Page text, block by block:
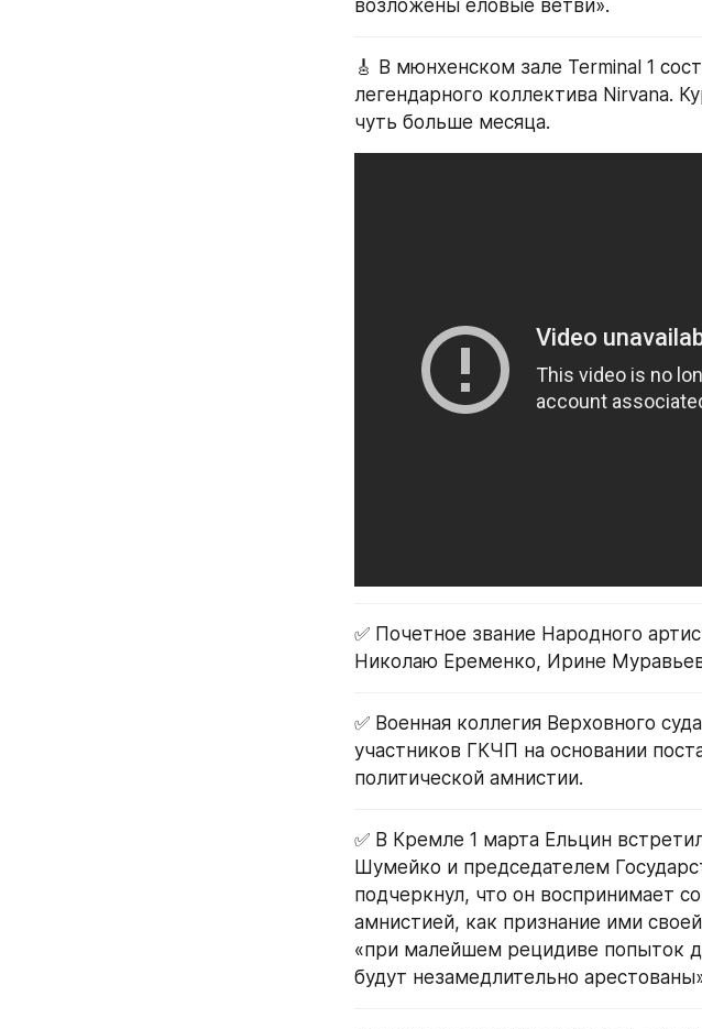
возложены еловые ветви».
🎸 В мюнхенском зале Terminal 1
легендарного коллектива Nirvana.
чуть больше месяца.
✅ Почетное звание Народного
Николаю Еременко, Ирине
✅ Военная коллегия Верховного
участников ГКЧП на основании
политической амнистии.
✅ В Кремле 1 марта Ельцин
Шумейко и председателем
подчеркнул, что он воспринимает
амнистией, как признание ими
«при малейшем рецидиве попыток
будут незамедлительно